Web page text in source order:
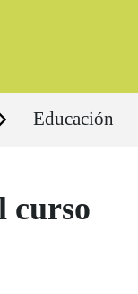
Educación
curso